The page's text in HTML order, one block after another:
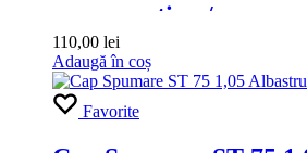
spuma activa /ceara
110,00 lei
Adaugă în coș
Favorite